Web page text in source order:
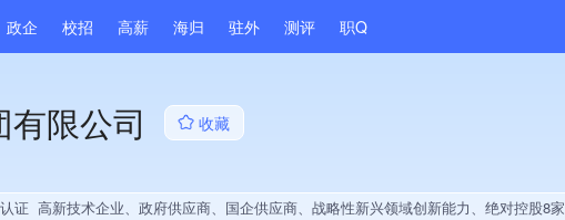
政企 校招 高薪 海归 驻外 测评 职Q
限公司
收藏
证 高新技术企业、政府供应商、国企供应商、战略性新兴领域创新能力、绝对控股8家公司、薪资水平全省同行前30%、A级纳税人、多产业布局、拥有节能环保技术、拥有发明专利、技术布局行业领先、集团核心成员、权威管理体系认证、大学生就业贡献、2025年公开项目中标、拥有绿色资质、拥有工艺创新能力